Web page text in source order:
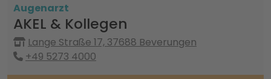
Augenarzt
AKEL & Kollegen
Lange Straße 17, 37688 Beverungen
+49 5273 4000